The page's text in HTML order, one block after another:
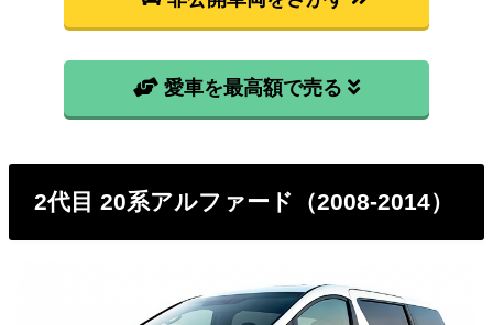
イオク1Lあたり140円を前提条件として、基本情報で
燃料代を算出しています。
ANH10W
愛車を最高額で売る
2代目 20系アルファード（2008-2014）